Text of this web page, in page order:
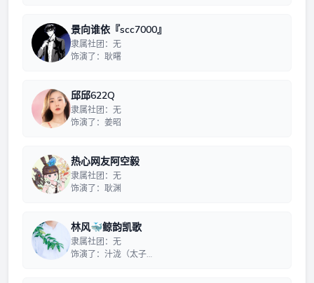
景向谁依『scc7000』
隶属社团：无
饰演了：耿曙
邱邱622Q
隶属社团：无
饰演了：姜昭
热心网友阿空毅
隶属社团：无
饰演了：耿渊
林风🐳鲸韵凯歌
隶属社团：无
饰演了：汁泷（太子…